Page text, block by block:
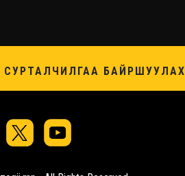
СУРТАЛЧИЛГАА БАЙРШУУЛАХ